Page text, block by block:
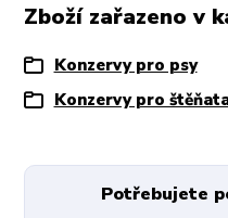
Zboží zařazeno v
Konzervy pro psy
Konzervy pro
Potřebujete